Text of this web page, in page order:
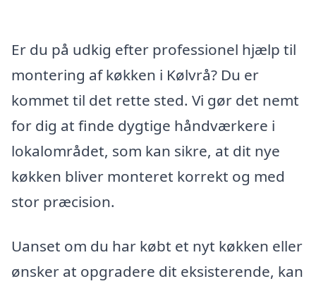
Er du på udkig efter professionel hjælp til
montering af køkken i Kølvrå? Du er
kommet til det rette sted. Vi gør det nemt
for dig at finde dygtige håndværkere i
lokalområdet, som kan sikre, at dit nye
køkken bliver monteret korrekt og med
stor præcision.
Uanset om du har købt et nyt køkken eller
ønsker at opgradere dit eksisterende, kan